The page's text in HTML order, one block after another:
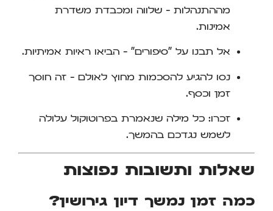
מההתנהלות – שלווה ומכבדת משדרת
אמינות.
אל תבנו על "סיפורים" – הביאו ראיות אמיתיות.
נסו להגיע להסכמות מחוץ לאולם – זה חוסך
זמן וכסף.
זכרו: כל מילה שנאמרת בפרוטוקול עלולה
לשמש נגדכם בהמשך.
שאלות ותשובות נפוצות
כמה זמן נמשך דיון גירושין?